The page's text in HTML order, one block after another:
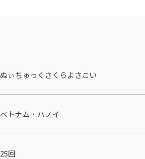
ぬぃちゅっくさくらよさこい
ベトナム・ハノイ
25回